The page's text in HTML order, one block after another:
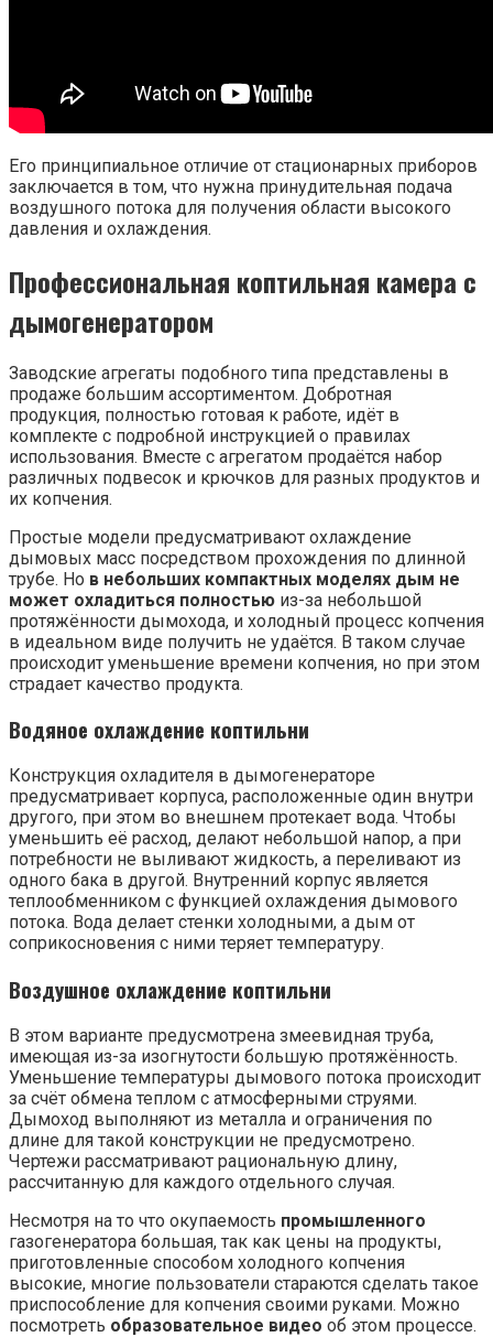
Его принципиальное отличие от стационарных приборов
заключается в том, что нужна принудительная подача
воздушного потока для получения области высокого
давления и охлаждения.
Профессиональная коптильная камера с
дымогенератором
Заводские агрегаты подобного типа представлены в
продаже большим ассортиментом. Добротная
продукция, полностью готовая к работе, идёт в
комплекте с подробной инструкцией о правилах
использования. Вместе с агрегатом продаётся набор
различных подвесок и крючков для разных продуктов и
их копчения.
Простые модели предусматривают охлаждение
дымовых масс посредством прохождения по длинной
трубе. Но в небольших компактных моделях дым не
может охладиться полностью из-за небольшой
протяжённости дымохода, и холодный процесс копчения
в идеальном виде получить не удаётся. В таком случае
происходит уменьшение времени копчения, но при этом
страдает качество продукта.
Водяное охлаждение коптильни
Конструкция охладителя в дымогенераторе
предусматривает корпуса, расположенные один внутри
другого, при этом во внешнем протекает вода. Чтобы
уменьшить её расход, делают небольшой напор, а при
потребности не выливают жидкость, а переливают из
одного бака в другой. Внутренний корпус является
теплообменником с функцией охлаждения дымового
потока. Вода делает стенки холодными, а дым от
соприкосновения с ними теряет температуру.
Воздушное охлаждение коптильни
В этом варианте предусмотрена змеевидная труба,
имеющая из-за изогнутости большую протяжённость.
Уменьшение температуры дымового потока происходит
за счёт обмена теплом с атмосферными струями.
Дымоход выполняют из металла и ограничения по
длине для такой конструкции не предусмотрено.
Чертежи рассматривают рациональную длину,
рассчитанную для каждого отдельного случая.
Несмотря на то что окупаемость промышленного
газогенератора большая, так как цены на продукты,
приготовленные способом холодного копчения
высокие, многие пользователи стараются сделать такое
приспособление для копчения своими руками. Можно
посмотреть образовательное видео об этом процессе.